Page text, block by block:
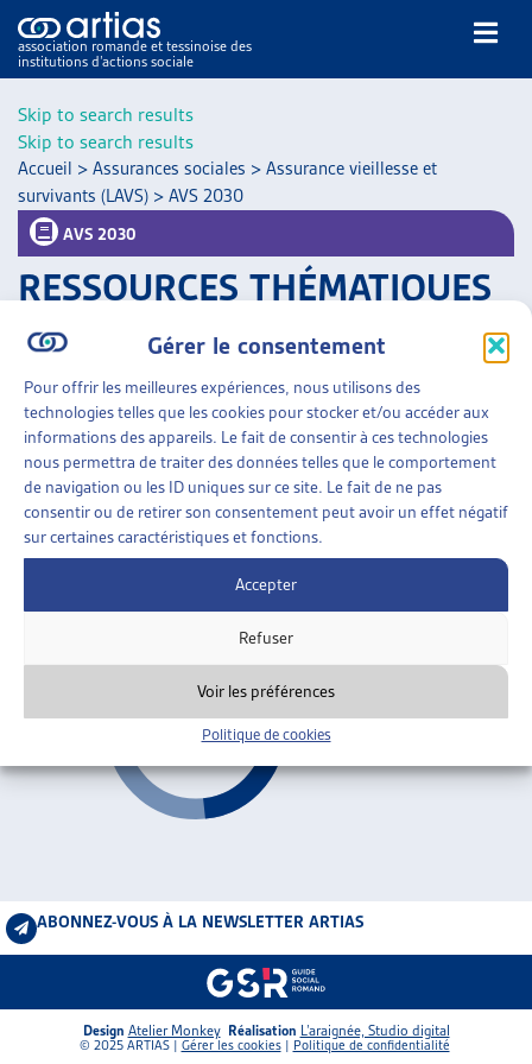
Skip to search results
Gérer le consentement
Pour offrir les meilleures expériences, nous utilisons des
technologies telles que les cookies pour stocker et/ou accéder aux
informations des appareils. Le fait de consentir à ces technologies
nous permettra de traiter des données telles que le comportement
de navigation ou les ID uniques sur ce site. Le fait de ne pas
consentir ou de retirer son consentement peut avoir un effet négatif
sur certaines caractéristiques et fonctions.
Accepter
Refuser
Voir les préférences
Politique de cookies
Skip to search results
association romande et tessinoise des
institutions d’actions sociale
NOS PUBLICATIONS
DOSSIERS DU MOIS
VEILLE
RESSOURCES
THÉMATIQUES
GUIDE SOCIAL ROMAND
AUTRES
ARTIAS
PROJETS ET ACTIVITÉS
Accueil > Assurances sociales > Assurance vieillesse et
survivants (LAVS) > AVS 2030
AVS 2030
RESSOURCES THÉMATIQUES
ASSURANCES SOCIALES»ASSURANCE VIEILLESSE
ET SURVIVANTS (LAVS)»AVS 2030
AVS 2030
OFAS, page thématique;communiqué de presse, mai
AVS 2030
Filtrer
Trier
ABONNEZ-VOUS À LA NEWSLETTER ARTIAS
Design Atelier Monkey Réalisation L’araignée, Studio digital
© 2025 ARTIAS | Gérer les cookies| Politique de confidentialité